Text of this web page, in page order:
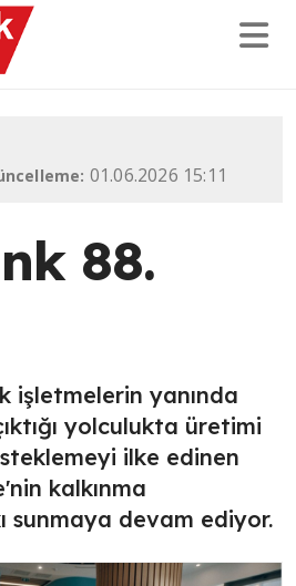
01.06.2026 15:11
88.
işletmelerin yanında
yolculukta üretimi
ilke edinen
kalkınma
sunmaya devam ediyor.